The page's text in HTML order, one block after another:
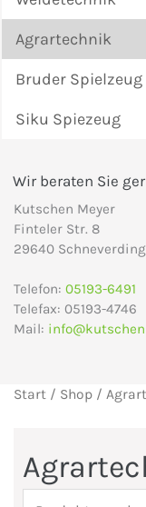
Agrartechnik
Bruder Spielzeug
Siku Spiezeug
Wir beraten Sie
Kutschen Meyer
Finteler Str. 8
29640
Telefon: 05193-6491
Telefax: 05193-4746
Mail:
Start / Shop /